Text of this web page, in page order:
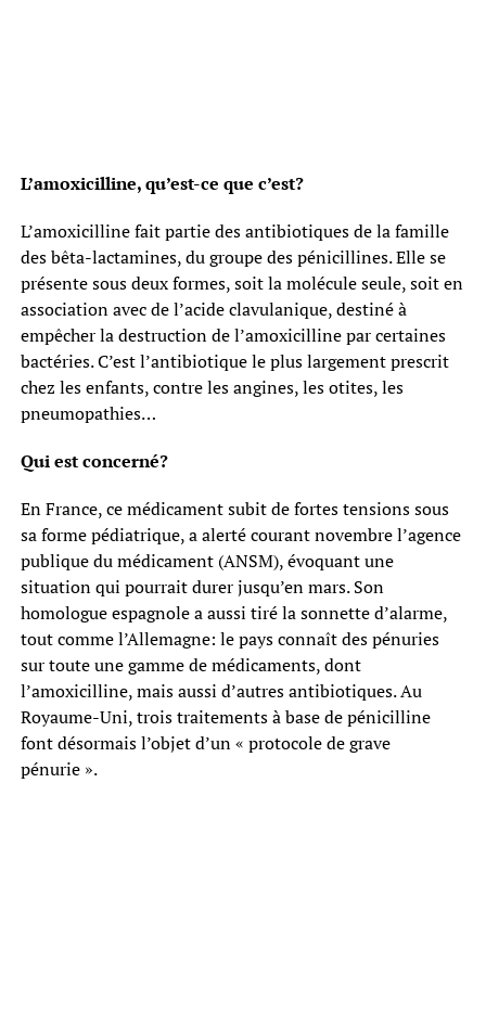
L’amoxicilline, qu’est-ce que c’est?
L’amoxicilline fait partie des antibiotiques de la famille
des bêta-lactamines, du groupe des pénicillines. Elle se
présente sous deux formes, soit la molécule seule, soit en
association avec de l’acide clavulanique, destiné à
empêcher la destruction de l’amoxicilline par certaines
bactéries. C’est l’antibiotique le plus largement prescrit
chez les enfants, contre les angines, les otites, les
pneumopathies…
Qui est concerné?
En France, ce médicament subit de fortes tensions sous
sa forme pédiatrique, a alerté courant novembre l’agence
publique du médicament (ANSM), évoquant une
situation qui pourrait durer jusqu’en mars. Son
homologue espagnole a aussi tiré la sonnette d’alarme,
tout comme l’Allemagne: le pays connaît des pénuries
sur toute une gamme de médicaments, dont
l’amoxicilline, mais aussi d’autres antibiotiques. Au
Royaume-Uni, trois traitements à base de pénicilline
font désormais l’objet d’un « protocole de grave
pénurie ».